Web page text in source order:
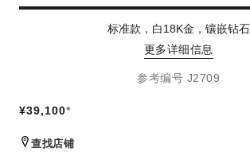
标准款，白18K金，镶嵌钻石
更多详细信息
参考编号 J2709
¥39,100*
查找店铺